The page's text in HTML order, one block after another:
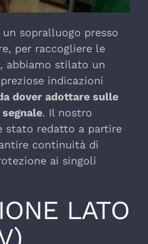
sopralluogo presso
per raccogliere le
abbiamo stilato un
indicazioni
dover adottare sulle
. Il nostro
stato redatto a partire
continuità di
ai singoli
LATO